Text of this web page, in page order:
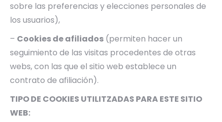
sobre las preferencias y elecciones personales de
los usuarios),
– Cookies de afiliados (permiten hacer un
seguimiento de las visitas procedentes de otras
webs, con las que el sitio web establece un
contrato de afiliación).
TIPO DE COOKIES UTILITZADAS PARA ESTE SITIO
WEB: